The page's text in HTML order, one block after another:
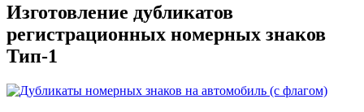
Изготовление дубликатов
регистрационных номерных знаков
Тип-1